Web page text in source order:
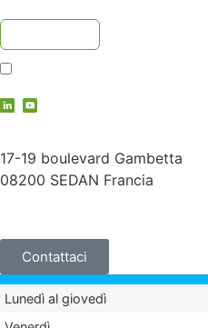
17-19 boulevard Gambetta
08200 SEDAN Francia
Contattaci
Lunedì al giovedì